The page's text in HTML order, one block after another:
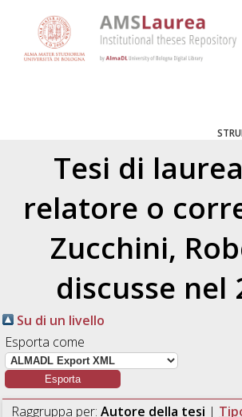
Tesi di
relatore o
Zucchini,
discusse nel
Su di un livello
Esporta come
Raggruppa per: Autore della tesi |